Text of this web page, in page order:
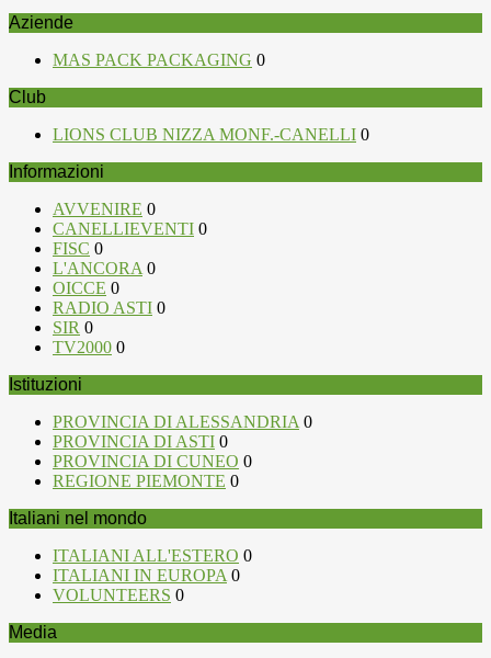
Aziende
MAS PACK PACKAGING 0
Club
LIONS CLUB NIZZA MONF.-CANELLI 0
Informazioni
AVVENIRE 0
CANELLIEVENTI 0
FISC 0
L'ANCORA 0
OICCE 0
RADIO ASTI 0
SIR 0
TV2000 0
Istituzioni
PROVINCIA DI ALESSANDRIA 0
PROVINCIA DI ASTI 0
PROVINCIA DI CUNEO 0
REGIONE PIEMONTE 0
Italiani nel mondo
ITALIANI ALL'ESTERO 0
ITALIANI IN EUROPA 0
VOLUNTEERS 0
Media